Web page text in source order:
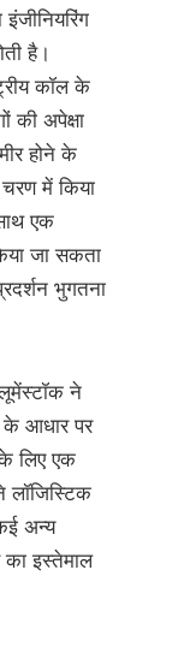
है।
कॉल के
की अपेक्षा
होने के
में किया
एक
जा सकता
भुगतना
ने
के आधार पर
के लिए एक
लॉजिस्टिक
अन्य
इस्तेमाल